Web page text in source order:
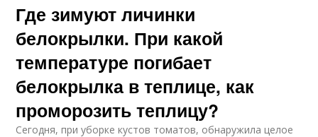
Где зимуют личинки
белокрылки. При какой
температуре погибает
белокрылка в теплице, как
проморозить теплицу?
Сегодня, при уборке кустов томатов, обнаружила целое